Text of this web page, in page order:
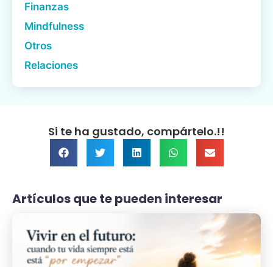
Finanzas
Mindfulness
Otros
Relaciones
Si te ha gustado, compártelo.!!
Artículos que te pueden interesar